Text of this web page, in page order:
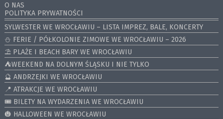
O NAS
POLITYKA PRYWATNOŚCI
SYLWESTER WE WROCŁAWIU – LISTA IMPREZ, BALE, KONCERTY
⛄️ FERIE / PÓŁKOLONIE ZIMOWE WE WROCŁAWIU – 2026
⛱️ PLAŻE I BEACH BARY WE WROCŁAWIU
⛺️WEEKEND NA DOLNYM ŚLĄSKU I NIE TYLKO
🔮 ANDRZEJKI WE WROCŁAWIU
📍 ATRAKCJE WE WROCŁAWIU
🎟️ BILETY NA WYDARZENIA WE WROCŁAWIU
🎃 HALLOWEEN WE WROCŁAWIU